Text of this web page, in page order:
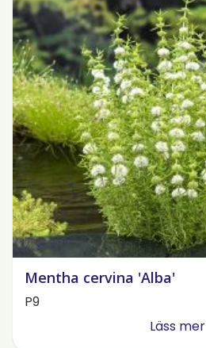
Mentha cervina 'Alba'
P9
Läss mer